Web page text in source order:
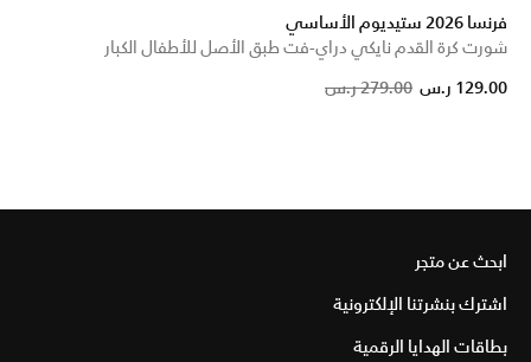
فرنسا 2026 ستيديوم الأساسي
شورت كرة القدم نايكي دراي-فت طبق الأصل للأطفال الكبار
Price reduced from
279.00 ر.س to 129.00 ر.س
ابحث عن متجر
اشترك بنشرتنا الإلكترونية
بطاقات الهدايا الرقمية